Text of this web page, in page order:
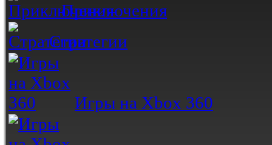
Приключения
Стратегии
Игры на Xbox 360